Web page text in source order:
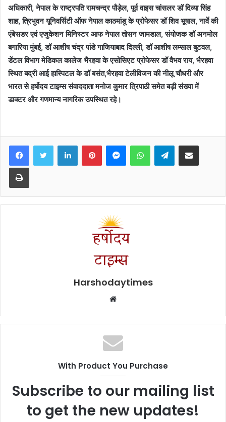
अधिकारी, नेपाल के राष्ट्रपति रामचन्द्र पौड़ेल, पूर्व वाइस चांसलर डॉ दिव्या सिंह
शाह, त्रिभुवन यूनिवर्सिटी ऑफ नेपाल काठमांडू के प्रोफेसर डॉ शिव भूषाल, नार्वे की
एंबेसडर एवं एजुकेशन मिनिस्टर आफ नेपाल तोसन जामडाल, संयोजक डॉ अनमोल
बगारिया मुंबई, डॉ आशीष चंद्र पांडे गाजियाबाद दिल्ली, डॉ आशीष लम्साल बुटवल,
डेंटल विभाग मेडिकल कालेज भैरहवा के एसोसिएट प्रोफेसर डॉ वैभव राय, भैरहवा
स्थित बद्री आई हास्पिटल के डॉ बसंत,भैरहवा टेलीविजन की नीलू चौधरी और
भारत से हर्षोदय टाइम्स संवाददाता मनोज कुमार त्रिपाठी समेत बड़ी संख्या में
डाक्टर और गणमान्य नागरिक उपस्थित रहे।
FacebookTwitter LinkedInPinterestMessengerWhatsAppTelegramShare via Email
Print
Harshodaytimes
Website
With Product You Purchase
Subscribe to our mailing list
to get the new updates!